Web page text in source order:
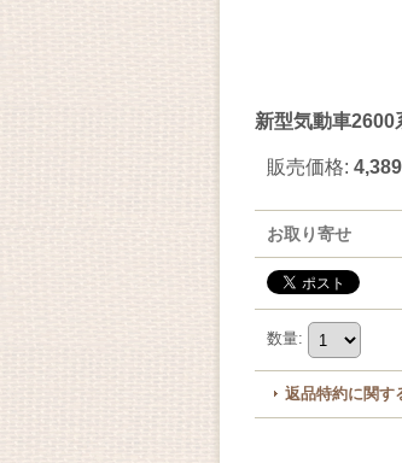
新型気動車
販売価格:
お取り寄せ
数量:
返品特約に関す